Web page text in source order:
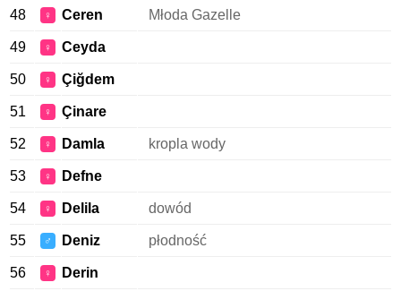
48 ♀ Ceren Młoda Gazelle
49 ♀ Ceyda
50 ♀ Çiğdem
51 ♀ Çinare
52 ♀ Damla kropla wody
53 ♀ Defne
54 ♀ Delila dowód
55 ♂ Deniz płodność
56 ♀ Derin